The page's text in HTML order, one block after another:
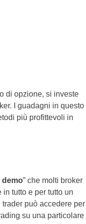
di opzione, si investe
I guadagni in questo
più profittevoli in
” che molti broker
tutto e per tutto un
può accedere per
su una particolare